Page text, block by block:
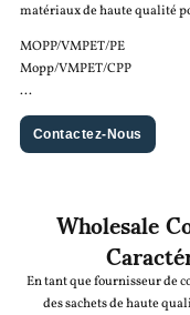
matériaux de haute qualité
MOPP/VMPET/PE
Mopp/VMPET/CPP
...
Contactez-Nous
Wholesale
En tant que fournisseur de
des sachets de haute